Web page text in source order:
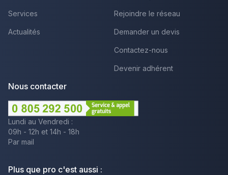
Services
Actualités
Rejoindre le réseau
Demander un devis
Contactez-nous
Devenir adhérent
Nous contacter
Lundi au Vendredi :
09h - 12h et 14h - 18h
Par mail
Plus que pro c'est aussi :